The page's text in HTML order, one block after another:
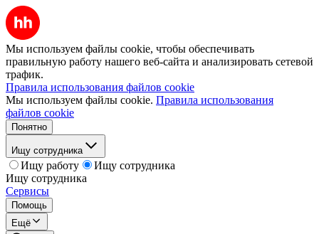
Мы используем файлы cookie, чтобы обеспечивать
правильную работу нашего веб-сайта и анализировать сетевой
трафик.
Правила использования файлов cookie
Мы используем файлы cookie. Правила использования
файлов cookie
Понятно
Ищу сотрудника
Ищу работу
Ищу сотрудника
Ищу сотрудника
Сервисы
Помощь
Ещё